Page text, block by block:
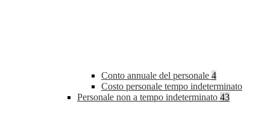
Conto annuale del personale 4
Costo personale tempo indeterminato
Personale non a tempo indeterminato 43